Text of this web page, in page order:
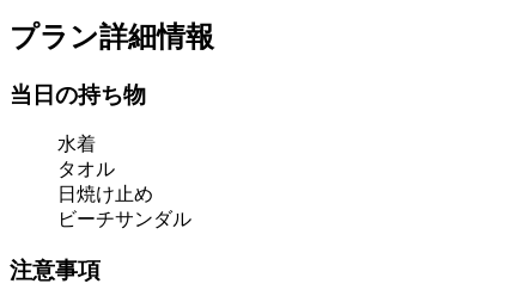
プラン詳細情報
当日の持ち物
水着
タオル
日焼け止め
ビーチサンダル
注意事項